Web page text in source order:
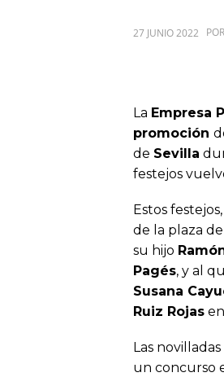
27 JUNIO 2022 POR
La Empresa
promoción
de Sevilla
festejos
Estos
de la plaza
su hijo
Pagés, y al
Susana
Ruiz Rojas
Las
un concurso